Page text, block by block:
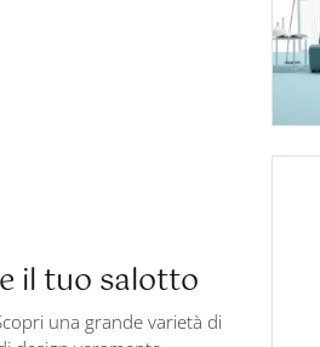
il tuo salotto
una grande varietà di